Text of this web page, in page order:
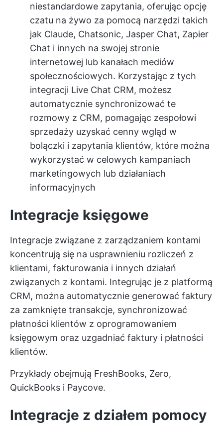
niestandardowe zapytania, oferując opcję
czatu na żywo za pomocą narzędzi takich
jak Claude, Chatsonic, Jasper Chat, Zapier
Chat i innych na swojej stronie
internetowej lub kanałach mediów
społecznościowych. Korzystając z tych
integracji Live Chat CRM, możesz
automatycznie synchronizować te
rozmowy z CRM, pomagając zespołowi
sprzedaży uzyskać cenny wgląd w
bolączki i zapytania klientów, które można
wykorzystać w celowych kampaniach
marketingowych lub działaniach
informacyjnych
Integracje księgowe
Integracje związane z zarządzaniem kontami
koncentrują się na usprawnieniu rozliczeń z
klientami, fakturowania i innych działań
związanych z kontami. Integrując je z platformą
CRM, można automatycznie generować faktury
za zamknięte transakcje, synchronizować
płatności klientów z oprogramowaniem
księgowym oraz uzgadniać faktury i płatności
klientów.
Przykłady obejmują FreshBooks, Zero,
QuickBooks i Paycove.
Integracje z działem pomocy